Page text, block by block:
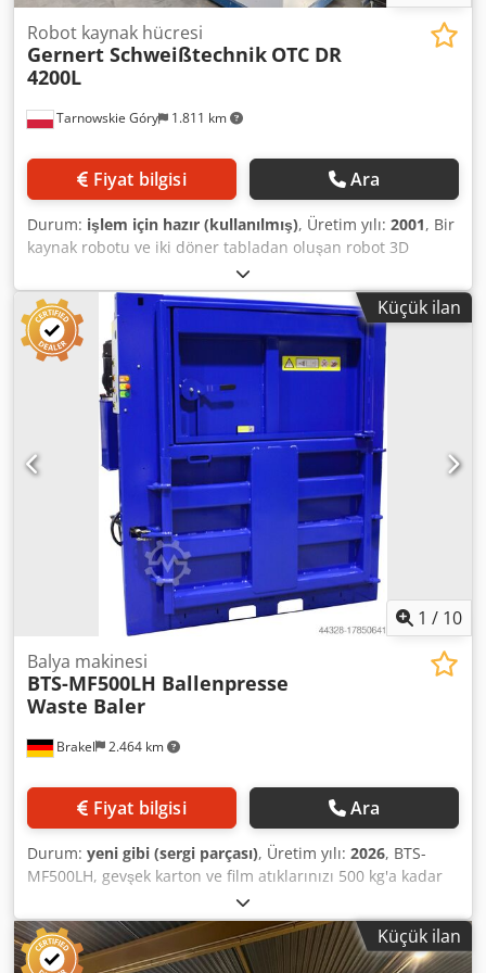
Tarnowskie Góry 1.811 km
Robot kaynak hücresi
Gernert Schweißtechnik OTC DR
4200L
Fiyat bilgisi Ara
Durum: işlem için hazır (kullanılmış), Üretim yılı: 2001, Bir
kaynak robotu ve iki döner tabladan oluşan robot 3D
kaynak istasyonu. Döner tablaların boyutları: 2000 mm x
1000 mm Crsdpop Am T Ujfx Aktjf İçindekiler: - 3 fazlı SEW-
EURODRIVE motorlu 2 x döner tabla - Döner tablaların
boyutları: 2000 mm x 1000 mm - Kaynak teli besleme
istasyonu dahildir. - OTC Daihen IRB-651 Lineer raylı,
öğretme panelli ve OTC Daihen Corporation L5561 kontrol
kabinli 7 eksenli robot manipülatör - OTC Daihen Digital
Pulse CPDP-350 kaynak robotu invertörü için güç kaynağı
ünitesi - 3 fazlı izolasyon transformatörü - NORATEL
3LT20.0-400/200-23 - DAIHEN W-L00557 3 fazlı
transformatör - OTC Daihen robotunun dokümantasyonu.
Stand çalışmaya hazırdır.
Küçük ilan
1 / 10
Brakel 2.464 km
Balya makinesi
BTS-MF500LH Ballenpresse
Waste Baler
Fiyat bilgisi Ara
Durum: yeni gibi (sergi parçası), Üretim yılı: 2026, BTS-
MF500LH, gevşek karton ve film atıklarınızı 500 kg'a kadar
bir balya halinde sıkıştırmak için ideal balya makinesidir.
Kompakt tasarımı, onu özellikle sınırlı yüksekliğe sahip
odalar için uygun hale getirir. Balya makinesi basit ve
güvenli kullanımı ve geniş dolum hacmi ile etkileyicidir. Bu
Küçük ilan